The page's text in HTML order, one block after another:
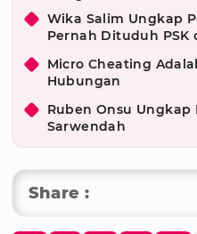
Wika Salim Ungkap
Pernah Dituduh PSK
Micro Cheating
Hubungan
Ruben Onsu Ungkap
Sarwendah
Share :